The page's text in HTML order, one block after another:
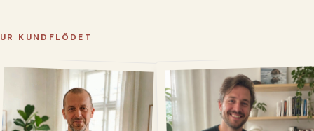
UR KUNDFLÖDET